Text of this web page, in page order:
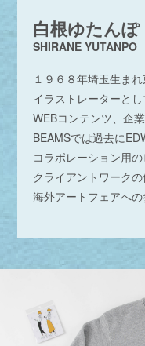
白根ゆたんぽ
SHIRANE YUTANPO
１９６８年埼玉生まれ
イラストレーターと
WEBコンテンツ、企
BEAMSでは過去に
コラボレーション用の
クライアントワークの
海外アートフェアへの